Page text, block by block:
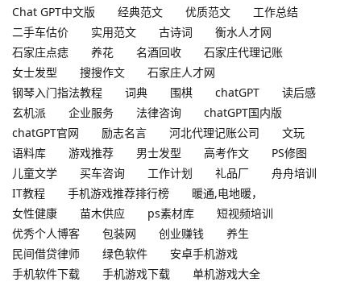
Chat GPT中文版
经典范文 优质范文
工作总结
二手车估价
实用范文 古诗词
衡水人才网
石家庄点痣
养花 名酒回收
石家庄代理记账
女士发型
搜搜作文
石家庄人才网
钢琴入门指法教程
词典 围棋 chatGPT
读后感
玄机派
企业服务 法律咨询
chatGPT国内版
chatGPT官网
励志名言 河北代理记账公司
文玩
语料库
游戏推荐 男士发型 高考作文
PS修图
儿童文学
买车咨询 工作计划 礼品厂
舟舟培训
IT教程
手机游戏推荐排行榜
暖通,电地暖，
女性健康
苗木供应 ps素材库
短视频培训
优秀个人博客
包装网 创业赚钱
养生
民间借贷律师
绿色软件
安卓手机游戏
手机软件下载
手机游戏下载
单机游戏大全